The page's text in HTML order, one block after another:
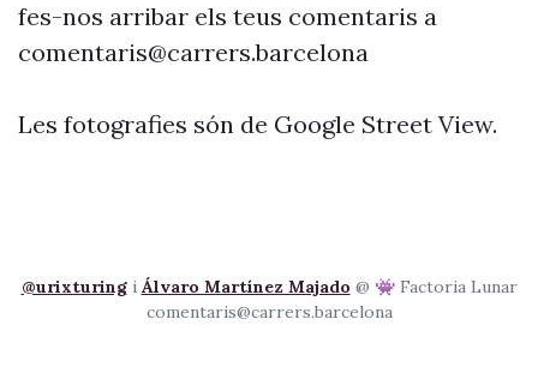
fes-nos arribar els teus comentaris a
comentaris@carrers.barcelona
Les fotografies són de Google Street View.
@urixturingi Álvaro Martínez Majado @ 👾 Factoria Lunar
comentaris@carrers.barcelona